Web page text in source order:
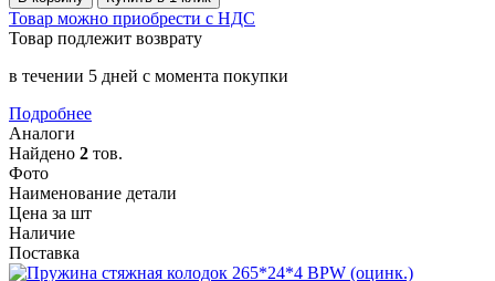
Товар можно приобрести с НДС
Товар подлежит возврату
в течении 5 дней с момента покупки
Подробнее
Аналоги
Найдено 2 тов.
Фото
Наименование детали
Цена за шт
Наличие
Поставка